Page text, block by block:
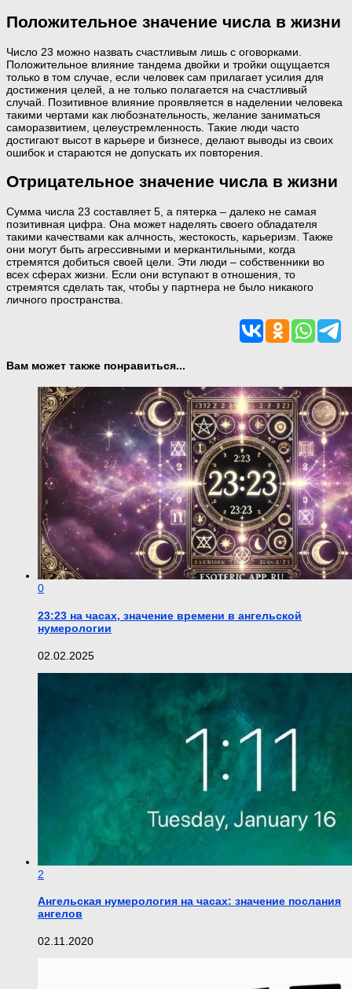
Положительное значение числа в жизни
Число 23 можно назвать счастливым лишь с оговорками.
Положительное влияние тандема двойки и тройки ощущается
только в том случае, если человек сам прилагает усилия для
достижения целей, а не только полагается на счастливый
случай. Позитивное влияние проявляется в наделении человека
такими чертами как любознательность, желание заниматься
саморазвитием, целеустремленность. Такие люди часто
достигают высот в карьере и бизнесе, делают выводы из своих
ошибок и стараются не допускать их повторения.
Отрицательное значение числа в жизни
Сумма числа 23 составляет 5, а пятерка – далеко не самая
позитивная цифра. Она может наделять своего обладателя
такими качествами как алчность, жестокость, карьеризм. Также
они могут быть агрессивными и меркантильными, когда
стремятся добиться своей цели. Эти люди – собственники во
всех сферах жизни. Если они вступают в отношения, то
стремятся сделать так, чтобы у партнера не было никакого
личного пространства.
Вам может также понравиться...
0
23:23 на часах, значение времени в ангельской
нумерологии
02.02.2025
2
Ангельская нумерология на часах: значение послания
ангелов
02.11.2020